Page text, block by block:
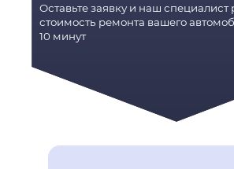
Оставьте заявку и наш специалист
стоимость ремонта вашего
10 минут